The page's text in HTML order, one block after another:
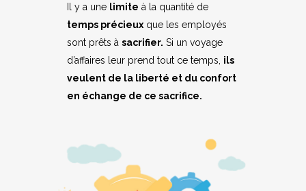
Il y a une limite à la quantité de
temps précieux que les employés
sont prêts à sacrifier. Si un voyage
d’affaires leur prend tout ce temps, ils
veulent de la liberté et du confort
en échange de ce sacrifice.